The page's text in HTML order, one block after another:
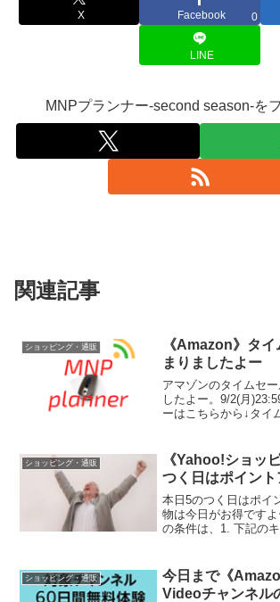
X Facebook 0
LINE
MNPプランナー-second season-を
関連記事
ショッピング・通販
《Amazon》タ
まりましたよー
アマゾンのタイムセ
したよー。9/2(月
ーはこちらから↓タイ
ショッピング・通販
《Yahoo!ショッ
つく日はポイント
本日5のつく日はポイ
物は今日がお得です
の条件は、1. 下記の
からエントリーして
フーカードで支払い
まだ使っていない方は
ら...
ショッピング・通販
今日まで《
Videoチャンネル